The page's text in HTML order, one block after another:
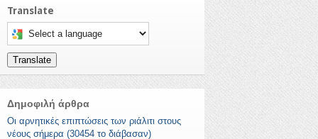
Translate
Select a language to translate this page
Translate
Δημοφιλή άρθρα
Οι αρνητικές επιπτώσεις των ριάλιτι στους
νέους σήμερα (30454 το διάβασαν)